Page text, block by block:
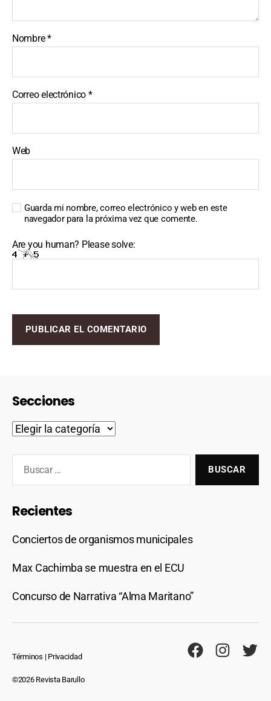
Nombre*
Correo electrónico *
Web
Guarda mi nombre, correo electrónico y web en este
navegador para la próxima vez que comente.
Are you human? Please solve:
Secciones
Recientes
Conciertos de organismos municipales
Max Cachimba se muestra en el ECU
Concurso de Narrativa “Alma Maritano”
Términos | Privacidad
©2026 Revista Barullo